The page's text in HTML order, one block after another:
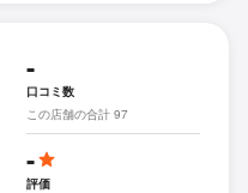
-
口コミ数
この店舗の合計 97
-
評価